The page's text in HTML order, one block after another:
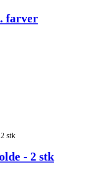
farver
- 2 stk